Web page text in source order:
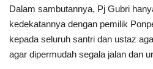
Dalam sambutannya, Pj Gubri
kedekatannya dengan pemilik
kepada seluruh santri dan ustaz
agar dipermudah segala jalan dan